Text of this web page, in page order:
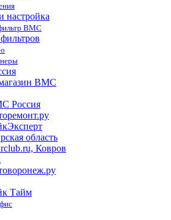
настройка
BMC
BMC
Россия
область
Ковров
Тайм